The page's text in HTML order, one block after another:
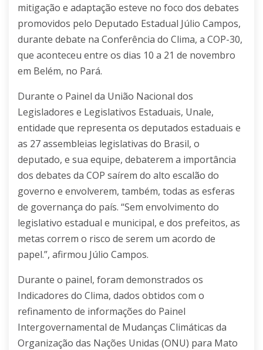
mitigação e adaptação esteve no foco dos debates
promovidos pelo Deputado Estadual Júlio Campos,
durante debate na Conferência do Clima, a COP-30,
que aconteceu entre os dias 10 a 21 de novembro
em Belém, no Pará.
Durante o Painel da União Nacional dos
Legisladores e Legislativos Estaduais, Unale,
entidade que representa os deputados estaduais e
as 27 assembleias legislativas do Brasil, o
deputado, e sua equipe, debaterem a importância
dos debates da COP saírem do alto escalão do
governo e envolverem, também, todas as esferas
de governança do país. “Sem envolvimento do
legislativo estadual e municipal, e dos prefeitos, as
metas correm o risco de serem um acordo de
papel.”, afirmou Júlio Campos.
Durante o painel, foram demonstrados os
Indicadores do Clima, dados obtidos com o
refinamento de informações do Painel
Intergovernamental de Mudanças Climáticas da
Organização das Nações Unidas (ONU) para Mato